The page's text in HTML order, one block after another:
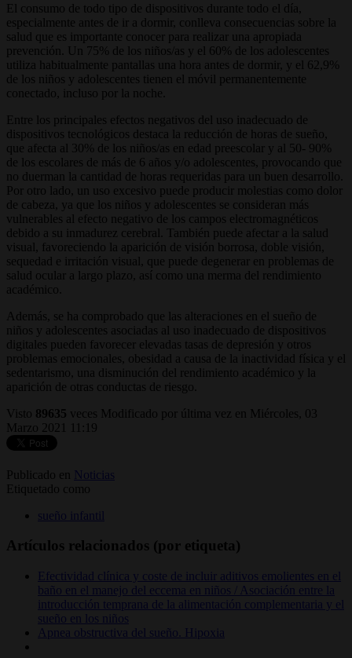
El consumo de todo tipo de dispositivos durante todo el día,
especialmente antes de ir a dormir, conlleva consecuencias sobre la
salud que es importante conocer para realizar una apropiada
prevención. Un 75% de los niños/as y el 60% de los adolescentes
utiliza habitualmente pantallas una hora antes de dormir, y el 62,9%
de los niños y adolescentes tienen el móvil permanentemente
conectado, incluso por la noche.
Entre los principales efectos negativos del uso inadecuado de
dispositivos tecnológicos destaca la reducción de horas de sueño,
que afecta al 30% de los niños/as en edad preescolar y al 50- 90%
de los escolares de más de 6 años y/o adolescentes, provocando que
no duerman la cantidad de horas requeridas para un buen desarrollo.
Por otro lado, un uso excesivo puede producir molestias como dolor
de cabeza, ya que los niños y adolescentes se consideran más
vulnerables al efecto negativo de los campos electromagnéticos
debido a su inmadurez cerebral. También puede afectar a la salud
visual, favoreciendo la aparición de visión borrosa, doble visión,
sequedad e irritación visual, que puede degenerar en problemas de
salud ocular a largo plazo, así como una merma del rendimiento
académico.
Además, se ha comprobado que las alteraciones en el sueño de
niños y adolescentes asociadas al uso inadecuado de dispositivos
digitales pueden favorecer elevadas tasas de depresión y otros
problemas emocionales, obesidad a causa de la inactividad física y el
sedentarismo, una disminución del rendimiento académico y la
aparición de otras conductas de riesgo.
Visto 89635 veces Modificado por última vez en Miércoles, 03
Marzo 2021 11:19
Publicado en
Noticias
Etiquetado como
sueño infantil
Artículos relacionados (por etiqueta)
Efectividad clínica y coste de incluir aditivos emolientes en el
baño en el manejo del eccema en niños / Asociación entre la
introducción temprana de la alimentación complementaria y el
sueño en los niños
Apnea obstructiva del sueño. Hipoxia